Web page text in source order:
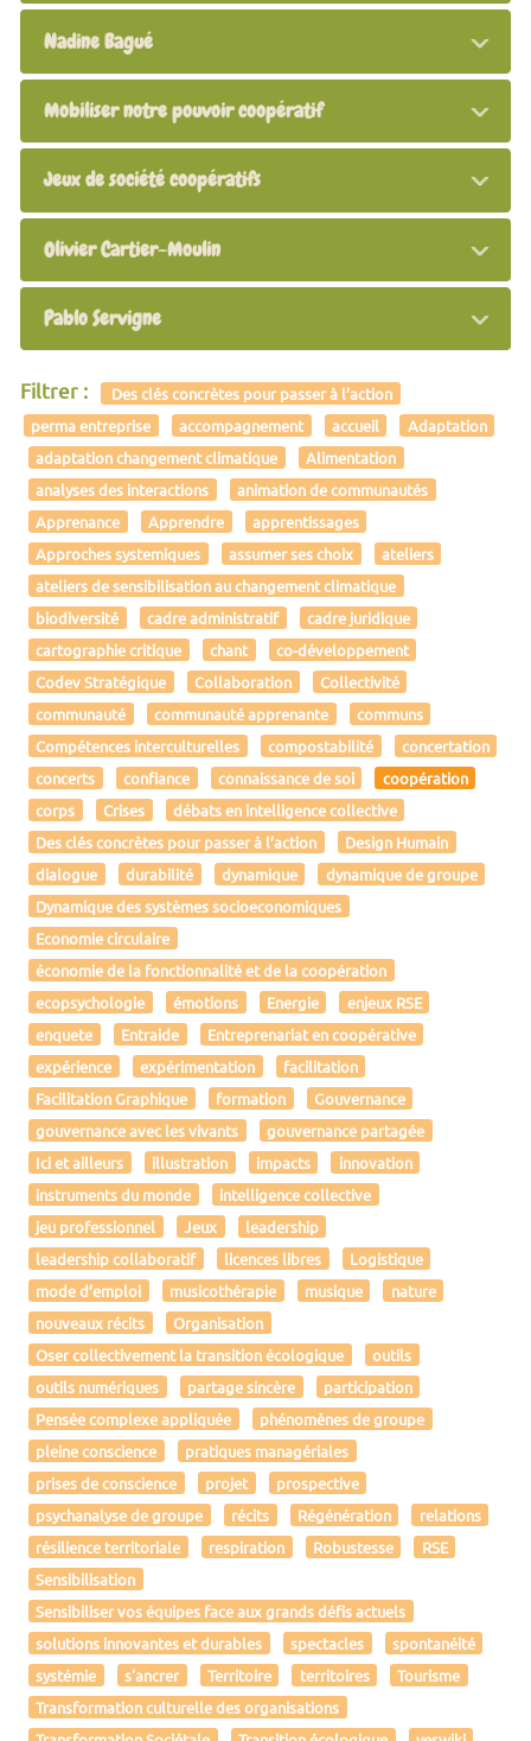
Nadine Bagué
Mobiliser notre pouvoir coopératif
Jeux de société coopératifs
Olivier Cartier-Moulin
Pablo Servigne
Filtrer :
Des clés concrètes pour passer à l’action
perma entreprise
accompagnement accueil
Adaptation
adaptation changement climatique
Alimentation
analyses des interactions
animation de communautés
Apprenance
Apprendre
apprentissages
Approches systemiques
assumer ses choix
ateliers
ateliers de sensibilisation au changement climatique
biodiversité
cadre administratif
cadre juridique
cartographie critique
chant
co-développement
Codev Stratégique
Collaboration
Collectivité
communauté
communauté apprenante
communs
Compétences interculturelles
compostabilité
concertation
concerts
confiance connaissance de soi
coopération
corps
Crises
débats en intelligence collective
Des clés concrètes pour passer à l’action
Design Humain
dialogue
durabilité dynamique
dynamique de groupe
Dynamique des systèmes socioeconomiques
Economie circulaire
économie de la fonctionnalité et de la coopération
ecopsychologie
émotions Energie
enjeux RSE
enquete
Entraide
Entreprenariat en coopérative
expérience
expérimentation
facilitation
Facilitation Graphique
formation
Gouvernance
gouvernance avec les vivants
gouvernance partagée
Ici et ailleurs
illustration impacts
innovation
instruments du monde
intelligence collective
jeu professionnel
Jeux
leadership
leadership collaboratif
licences libres
Logistique
mode d’emploi
musicothérapie musique
nature
nouveaux récits
Organisation
Oser collectivement la transition écologique
outils
outils numériques
partage sincère
participation
Pensée complexe appliquée
phénomènes de groupe
pleine conscience
pratiques managériales
prises de conscience
projet
prospective
psychanalyse de groupe
récits Régénération
relations
résilience territoriale
respiration Robustesse
RSE
Sensibilisation
Sensibiliser vos équipes face aux grands défis actuels
solutions innovantes et durables
spectacles
spontanéité
systémie
s'ancrer Territoire territoires
Tourisme
Transformation culturelle des organisations